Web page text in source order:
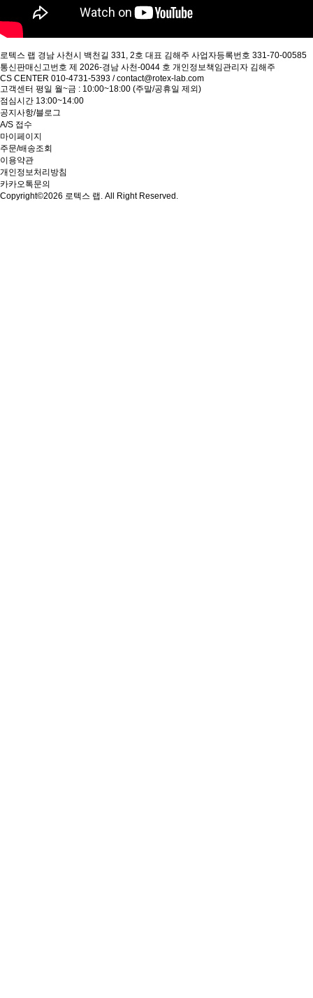
로텍스 랩 경남 사천시 백천길 331, 2호 대표 김해주 사업자등록번호 331-70-00585
통신판매신고번호 제 2026-경남 사천-0044 호 개인정보책임관리자 김해주
CS CENTER 010-4731-5393 / contact@rotex-lab.com
고객센터 평일 월~금 : 10:00~18:00 (주말/공휴일 제외)
점심시간 13:00~14:00
공지사항/블로그
A/S 접수
마이페이지
주문/배송조회
이용약관
개인정보처리방침
카카오톡문의
Copyright©2026 로텍스 랩. All Right Reserved.